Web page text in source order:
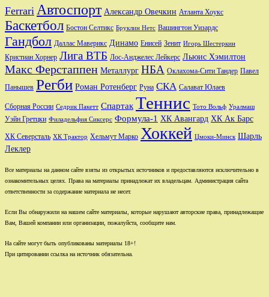
Ferrari Автоспорт Александр Овечкин Атланта Хоукс
Баскетбол Бостон Селтикс Бруклин Нетс Вашингтон Уизардс
Гандбол Даллас Маверикс Динамо Енисей Зенит Игорь Шестеркин
Кристиан Хорнер Лига ВТБ Лос-Анджелес Лейкерс Льюис Хэмилтон
Макс Ферстаппен Металлург НБА Оклахома-Сити Тандер Павел
Панышев Регби Роман Ротенберг Руна СКА Салават Юлаев
Сборная России Седрик Пакетт Спартак Теннис Тото Вольф Уралмаш
Уэйн Гретцки Филадельфия Сиксерс Формула-1 ХК Авангард ХК Ак Барс
ХК Северсталь ХК Трактор Хельмут Марко Хоккей Цмоки-Минск Шарль
Леклер
Все материалы на данном сайте взяты из открытых источников и предоставляются исключительно в
ознакомительных целях. Права на материалы принадлежат их владельцам. Администрация сайта
ответственности за содержание материала не несет.
Если Вы обнаружили на нашем сайте материалы, которые нарушают авторские права, принадлежащие
Вам, Вашей компании или организации, пожалуйста, сообщите нам.
На сайте могут быть опубликованы материалы 18+!
При цитировании ссылка на источник обязательна.